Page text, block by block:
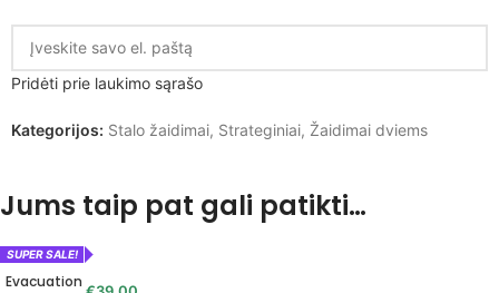
Pridėti prie laukimo sąrašo
Kategorijos: Stalo žaidimai, Strateginiai, Žaidimai dviems
Jums taip pat gali patikti…
SUPER SALE!
Evacuation